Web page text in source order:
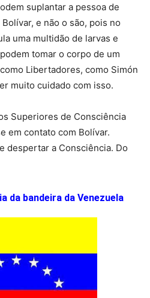
suplantar a pessoa de
e não o são, pois no
uma multidão de larvas e
tomar o corpo de um
Libertadores, como Simón
muito cuidado com isso.
Superiores de Consciência
em contato com Bolívar.
despertar a Consciência. Do
da bandeira da Venezuela